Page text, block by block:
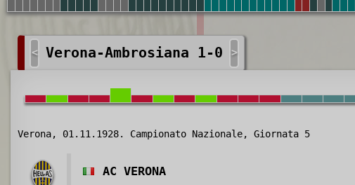
< Verona-Ambrosiana 1-0 >
Verona, 01.11.1928. Campionato Nazionale, Giornata 5
AC VERONA